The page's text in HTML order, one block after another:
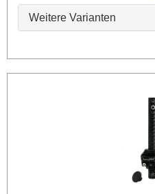
Weitere Varianten